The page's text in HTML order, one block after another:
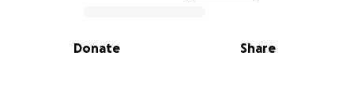
0% complete
Share
Donate